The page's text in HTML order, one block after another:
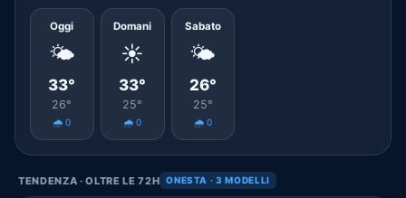
Oggi
🌤️
33°
26°
🌧️ 0
Domani
☀️
33°
25°
🌧️ 0
Sabato
🌤️
26°
25°
🌧️ 0
TENDENZA · OLTRE LE 72H ONESTA · 3 MODELLI